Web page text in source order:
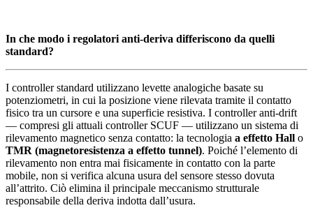
In che modo i regolatori anti-deriva differiscono da quelli
standard?
I controller standard utilizzano levette analogiche basate su
potenziometri, in cui la posizione viene rilevata tramite il contatto
fisico tra un cursore e una superficie resistiva. I controller anti-drift
— compresi gli attuali controller SCUF — utilizzano un sistema di
rilevamento magnetico senza contatto: la tecnologia a effetto Hall o
TMR (magnetoresistenza a effetto tunnel). Poiché l’elemento di
rilevamento non entra mai fisicamente in contatto con la parte
mobile, non si verifica alcuna usura del sensore stesso dovuta
all’attrito. Ciò elimina il principale meccanismo strutturale
responsabile della deriva indotta dall’usura.